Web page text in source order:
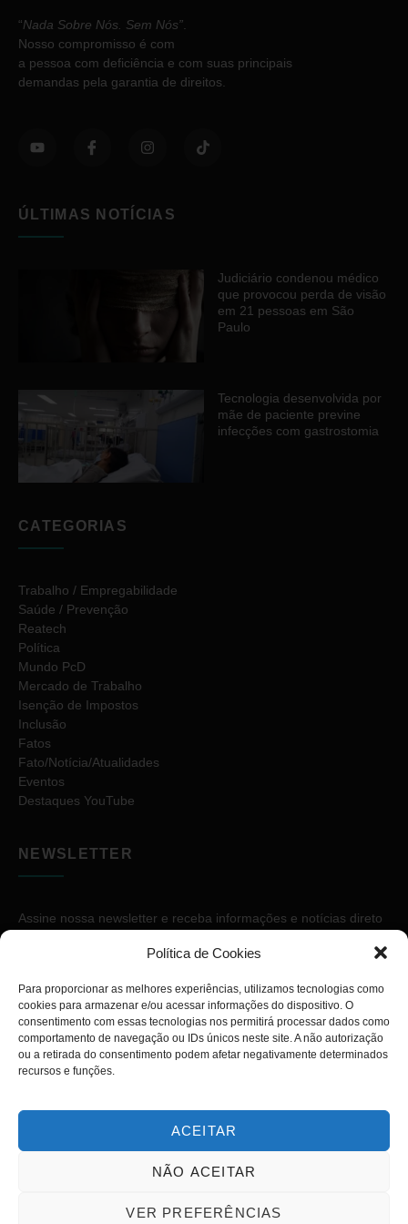
Política de Cookies
Para proporcionar as melhores experiências, utilizamos tecnologias como
cookies para armazenar e/ou acessar informações do dispositivo. O
consentimento com essas tecnologias nos permitirá processar dados como
comportamento de navegação ou IDs únicos neste site. A não autorização
ou a retirada do consentimento podem afetar negativamente determinados
recursos e funções.
ACEITAR
NÃO ACEITAR
VER PREFERÊNCIAS
“Nada Sobre Nós. Sem Nós”
Nosso compromisso é com
a pessoa com deficiência e com suas principais
demandas pela garantia de direitos.
ÚLTIMAS NOTÍCIAS
Judiciário condenou médico
que provocou perda de visão
em 21 pessoas em São
Paulo
Tecnologia desenvolvida por
mãe de paciente previne
infecções com gastrostomia
CATEGORIAS
Trabalho / Empregabilidade
Saúde / Prevenção
Reatech
Política
Mundo PcD
Mercado de Trabalho
Isenção de Impostos
Inclusão
Fatos
Fato/Notícia/Atualidades
Eventos
Destaques YouTube
NEWSLETTER
Assine nossa newsletter e receba informações e notícias direto
Copyright © 2026. Diário PcD. Todos os direitos reservados.